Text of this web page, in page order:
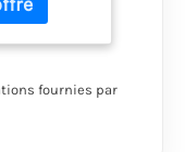
Sport au
12M–2M
fournies par